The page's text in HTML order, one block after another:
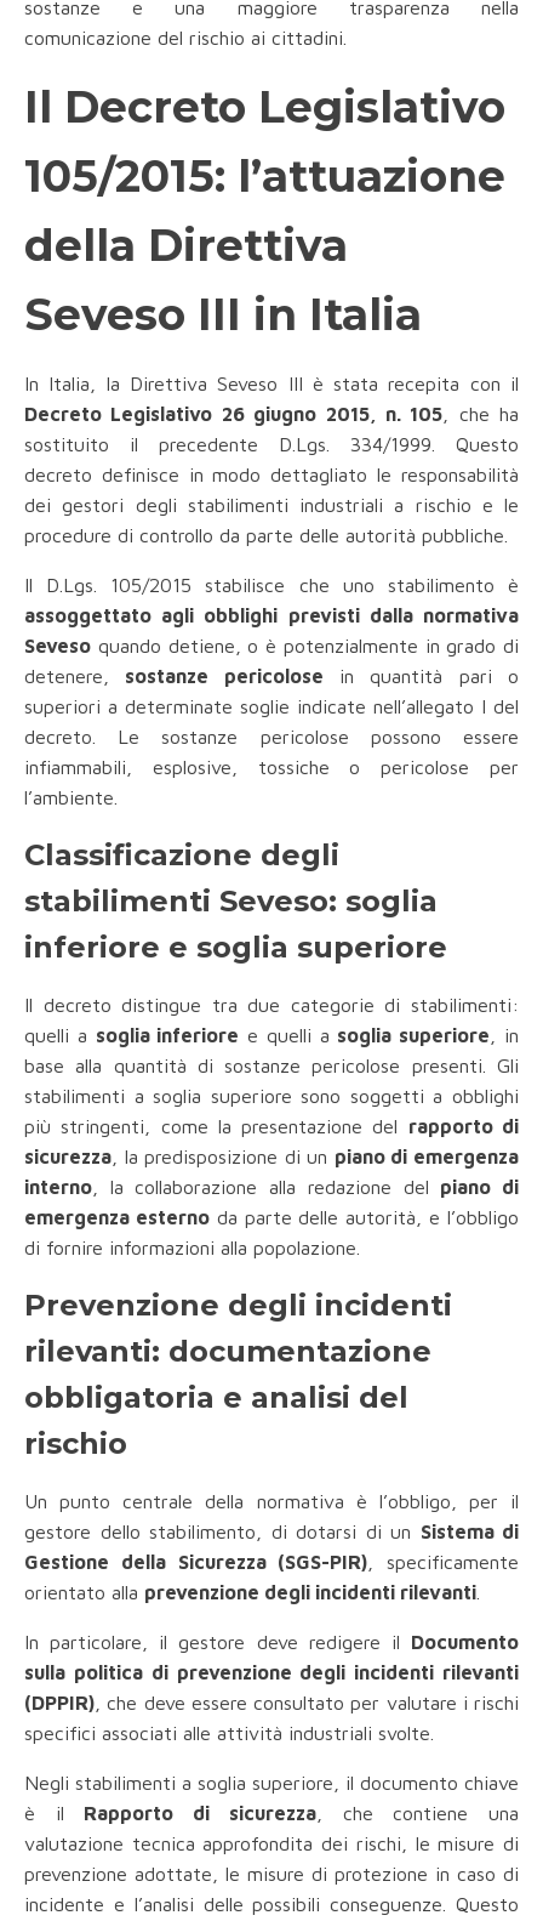
sostanze e una maggiore trasparenza nella
comunicazione del rischio ai cittadini.
Il Decreto Legislativo
105/2015: l’attuazione
della Direttiva
Seveso III in Italia
In Italia, la Direttiva Seveso III è stata recepita con il
Decreto Legislativo 26 giugno 2015, n. 105 , che ha
sostituito il precedente D.Lgs. 334/1999. Questo
decreto definisce in modo dettagliato le responsabilità
dei gestori degli stabilimenti industriali a rischio e le
procedure di controllo da parte delle autorità pubbliche.
Il D.Lgs. 105/2015 stabilisce che uno stabilimento è
assoggettato agli obblighi previsti dalla normativa
Seveso quando detiene, o è potenzialmente in grado di
detenere, sostanze pericolose in quantità pari o
superiori a determinate soglie indicate nell’allegato I del
decreto. Le sostanze pericolose possono essere
infiammabili, esplosive, tossiche o pericolose per
l’ambiente.
Classificazione degli
stabilimenti Seveso: soglia
inferiore e soglia superiore
Il decreto distingue tra due categorie di stabilimenti:
quelli a soglia inferiore e quelli a soglia superiore , in
base alla quantità di sostanze pericolose presenti. Gli
stabilimenti a soglia superiore sono soggetti a obblighi
più stringenti, come la presentazione del rapporto di
sicurezza , la predisposizione di un piano di emergenza
interno , la collaborazione alla redazione del piano di
emergenza esternoda parte delle autorità, e l’obbligo
di fornire informazioni alla popolazione.
Prevenzione degli incidenti
rilevanti: documentazione
obbligatoria e analisi del
rischio
Un punto centrale della normativa è l’obbligo, per il
gestore dello stabilimento, di dotarsi di un Sistema di
Gestione della Sicurezza (SGS-PIR) , specificamente
orientato alla prevenzione degli incidenti rilevanti
In particolare, il gestore deve redigere il Documento
sulla politica di prevenzione degli incidenti rilevanti
(DPPIR) , che deve essere consultato per valutare i rischi
specifici associati alle attività industriali svolte.
Negli stabilimenti a soglia superiore, il documento chiave
è il Rapporto di sicurezza, che contiene una
valutazione tecnica approfondita dei rischi, le misure di
prevenzione adottate, le misure di protezione in caso di
incidente e l’analisi delle possibili conseguenze. Questo